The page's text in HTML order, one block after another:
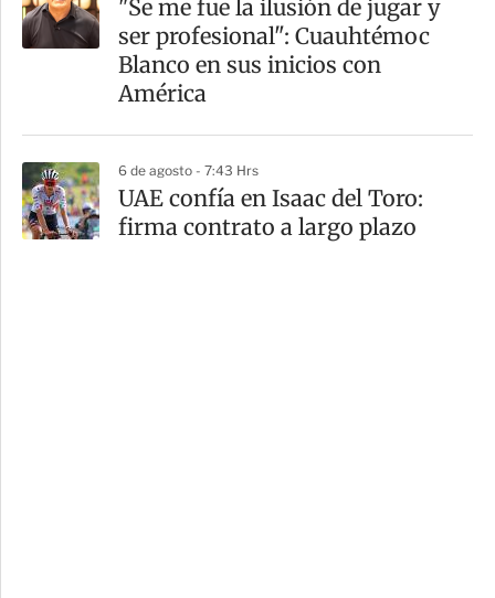
"Se me fue la ilusión de jugar y
ser profesional": Cuauhtémoc
Blanco en sus inicios con
América
6 de agosto - 7:43 Hrs
UAE confía en Isaac del Toro:
firma contrato a largo plazo